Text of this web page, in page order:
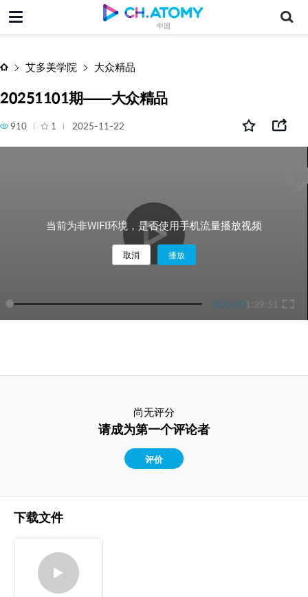
中国
20251101期——大众精品
艾多美学院 大众精品
20251101期——大众精品
910 1 2025-11-22
0:00:001:39:51
当前为非WIFI环境，是否使用手机流量播放视频
取消 播放
尚无评分
请成为第一个评论者
评价
下载文件